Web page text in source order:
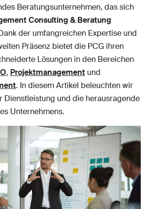
Beratungsunternehmen, das sich
Consulting & Beratung
der umfangreichen Expertise und
Präsenz bietet die PCG ihren
Lösungen in den Bereichen
, Projektmanagement und
. In diesem Artikel beleuchten wir
Dienstleistung und die herausragende
Unternehmens.